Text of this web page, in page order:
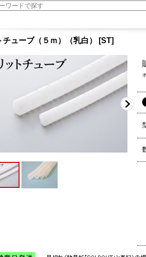
チューブ（５ｍ）（乳白） [ST]